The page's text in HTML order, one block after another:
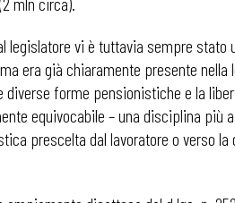
vi è tuttavia sempre
era già chiaramente presente
forme pensionistiche e la
equivocabile – una disciplina più
prescelta dal lavoratore o verso